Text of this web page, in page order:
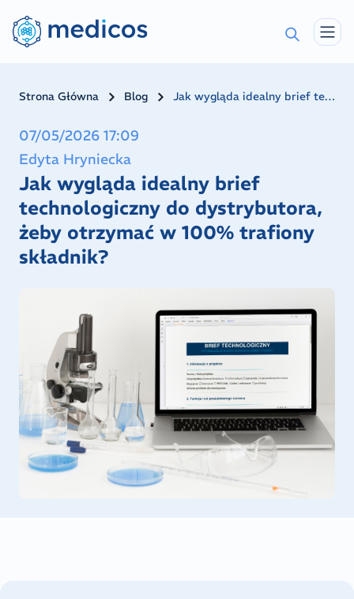
Strona Główna Blog Jak wygląda idealny brief technologiczny do dystrybutora, żeby otrzymać w 100% trafiony składnik?
07/05/2026 17:09
Edyta Hryniecka
Jak wygląda idealny brief
technologiczny do dystrybutora,
żeby otrzymać w 100% trafiony
składnik?